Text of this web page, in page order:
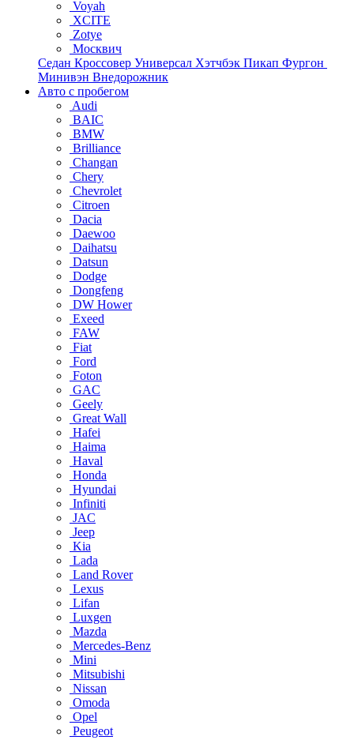
Voyah
XCITE
Zotye
Москвич
Седан Кроссовер Универсал Хэтчбэк Пикап Фургон
Минивэн Внедорожник
Авто с пробегом
Audi
BAIC
BMW
Brilliance
Changan
Chery
Chevrolet
Citroen
Dacia
Daewoo
Daihatsu
Datsun
Dodge
Dongfeng
DW Hower
Exeed
FAW
Fiat
Ford
Foton
GAC
Geely
Great Wall
Hafei
Haima
Haval
Honda
Hyundai
Infiniti
JAC
Jeep
Kia
Lada
Land Rover
Lexus
Lifan
Luxgen
Mazda
Mercedes-Benz
Mini
Mitsubishi
Nissan
Omoda
Opel
Peugeot